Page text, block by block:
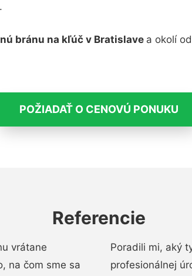
bránu na kľúč v Bratislave a okolí
POŽIADAŤ O CENOVÚ PONUKU
Referencie
vrátane
na čom sme sa
Poradili mi, aký
profesionálnej